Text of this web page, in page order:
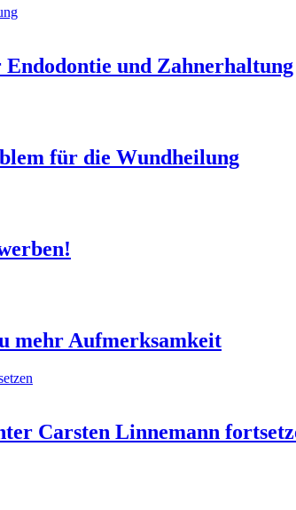
und Zahnerhaltung
für die Wundheilung
mehr Aufmerksamkeit
Carsten Linnemann